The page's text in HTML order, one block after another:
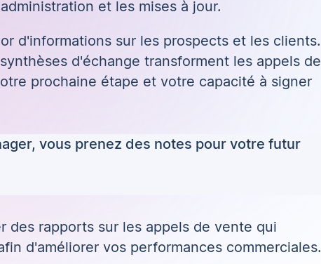
et les mises à jour.
d'informations sur les prospects et les clients.
d'échange transforment les appels de
prochaine étape et votre capacité à signer
vous prenez des notes pour votre futur
des rapports sur les appels de vente qui
d'améliorer vos performances commerciales.